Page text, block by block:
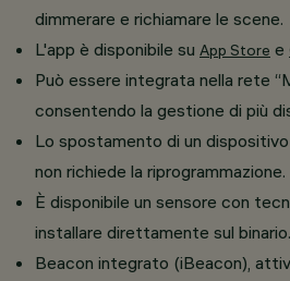
dimmerare e richiamare le scene.
L'app è disponibile su App Store e
Può essere integrata nella rete
consentendo la gestione di più
Lo spostamento di un
non richiede la riprogrammazione.
È disponibile un sensore con
installare direttamente sul binario.
Beacon integrato (iBeacon),